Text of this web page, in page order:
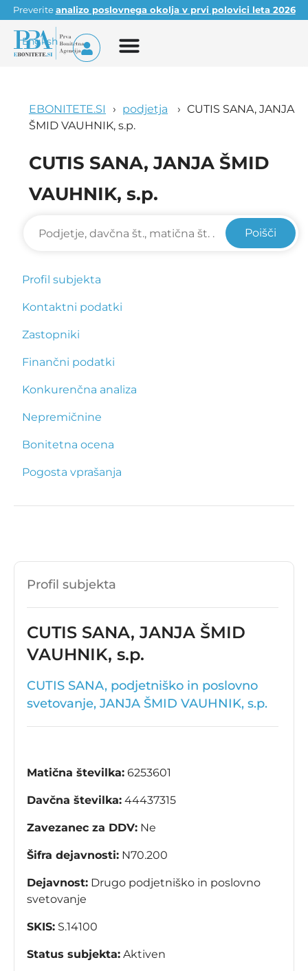
Preveriteanalizo poslovnega okolja v prvi polovici leta 2026
English
EBONITETE.SI podjetja
CUTIS SANA, JANJA
ŠMID VAUHNIK, s.p.
CUTIS SANA, JANJA ŠMID
VAUHNIK, s.p.
Poišči
Profil subjekta
Kontaktni podatki
Zastopniki
Finančni podatki
Konkurenčna analiza
Nepremičnine
Bonitetna ocena
Pogosta vprašanja
Profil subjekta
CUTIS SANA, JANJA ŠMID
VAUHNIK, s.p.
CUTIS SANA, podjetniško in poslovno
svetovanje, JANJA ŠMID VAUHNIK, s.p.
Matična številka: 6253601
Davčna številka: 44437315
Zavezanec za DDV: Ne
Šifra dejavnosti: N70.200
Dejavnost: Drugo podjetniško in poslovno
svetovanje
SKIS: S.14100
Status subjekta: Aktiven